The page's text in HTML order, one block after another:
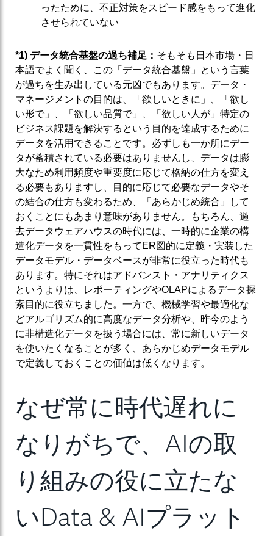
ったために、不正対策をスピード感をもって進化
させられていない
*1) データ統合基盤の過ち補足： そもそも日本市場・日
本語でよく聞く、この「データ統合基盤」という言葉
が過ちを生み出している元凶でもあります。データ・
マネージメントの目的は、「欲しいときに」、「欲し
い形で」、「欲しい品質で」、「欲しい人が」特定の
ビジネス課題を解決するという目的を達成するために
データを活用できることです。必ずしも一か所にデー
タが蓄積されている必要はありませんし、データは膨
大なため利用頻度や重要度に応じて格納の仕方を変え
る必要もありますし、目的に応じて必要なデータやそ
の結合の仕方も変わるため、「あらかじめ統合」して
おくことにもあまり意味がありません。もちろん、過
去データウェアハウスの時代には、一時的に企業の構
造化データを一貫性をもってER図的に定義・実装した
データモデル・データベースが非常に役立った時代も
あります。特にそれはアドバンスト・アナリティクス
というよりは、レポーティングやOLAPによるデータ探
索目的に役立ちました。一方で、機械学習や最適化な
どアルゴリズム的に高度なデータ分析や、昨今のよう
に非構造化データを扱う場合には、常に新しいデータ
を使いたくなることが多く、あらかじめデータモデル
で定義しておくことの価値は低くなります。
なぜ常に時代遅れに
なりがちで、AIの取
り組みの役に立たな
いData & AIプラット